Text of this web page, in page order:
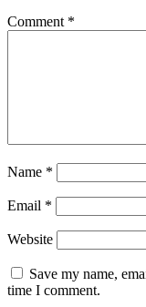
Comment *
Name *
Email *
Website
Save my name,
time I comment.